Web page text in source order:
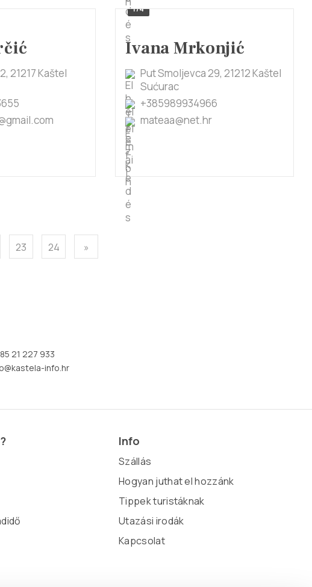
21217 Kaštel
1/4
Ivana Mrkonjić
Put Smoljevca 29, 21212 Kaštel
Sućurac
+385989934966
mateaa@net.hr
23 24 »
21 227 933
info.hr
Info
Szállás
Hogyan juthat el hozzánk
Tippek turistáknak
Utazási irodák
Kapcsolat